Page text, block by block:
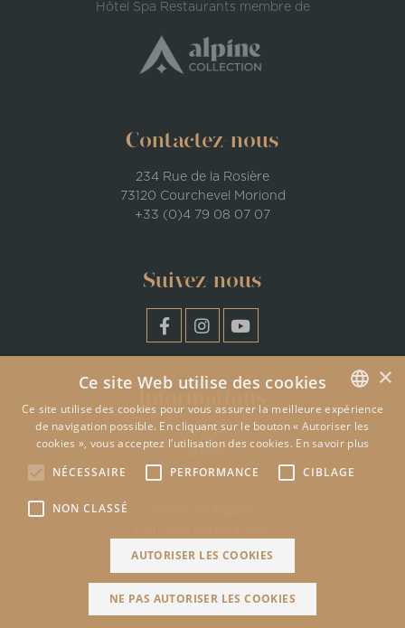
Hôtel Spa Restaurants membre de
Contactez-nous
234 Rue de la Rosière
73120 Courchevel Moriond
+33 (0)4 79 08 07 07
Suivez-nous
Contact
Presse
ENGLISH
×
Ce site Web utilise des cookies
Ce site utilise des cookies pour vous assurer la meilleure expérience
de navigation possible. En cliquant sur le bouton « Autoriser les
cookies », vous acceptez l’utilisation des cookies. En savoir plus
NÉCESSAIRE
PERFORMANCE CIBLAGE
NON CLASSÉ
AUTORISER LES COOKIES
NE PAS AUTORISER LES COOKIES